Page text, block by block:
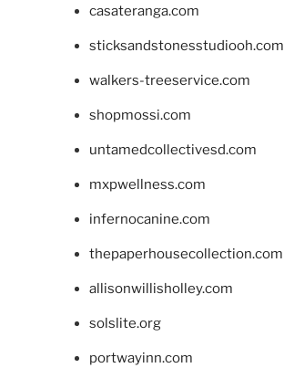
casateranga.com
sticksandstonesstudiooh.com
walkers-treeservice.com
shopmossi.com
untamedcollectivesd.com
mxpwellness.com
infernocanine.com
thepaperhousecollection.com
allisonwillisholley.com
solslite.org
portwayinn.com